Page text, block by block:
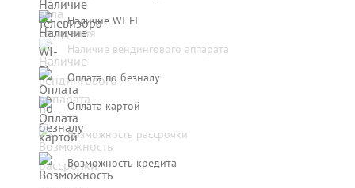
Наличие WI-FI
Наличие вендингового аппарата
Оплата по безналу
Оплата картой
Возможность рассрочки
Возможность кредита